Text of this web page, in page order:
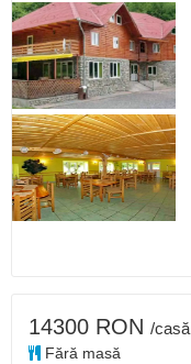
14300 RON /casă
Fără masă